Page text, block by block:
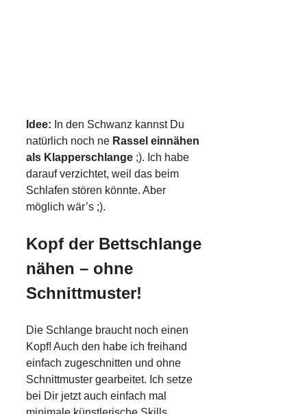
Idee: In den Schwanz kannst Du
natürlich noch ne Rassel einnähen
als Klapperschlange ;). Ich habe
darauf verzichtet, weil das beim
Schlafen stören könnte. Aber
möglich wär’s ;).
Kopf der Bettschlange
nähen – ohne
Schnittmuster!
Die Schlange braucht noch einen
Kopf! Auch den habe ich freihand
einfach zugeschnitten und ohne
Schnittmuster gearbeitet. Ich setze
bei Dir jetzt auch einfach mal